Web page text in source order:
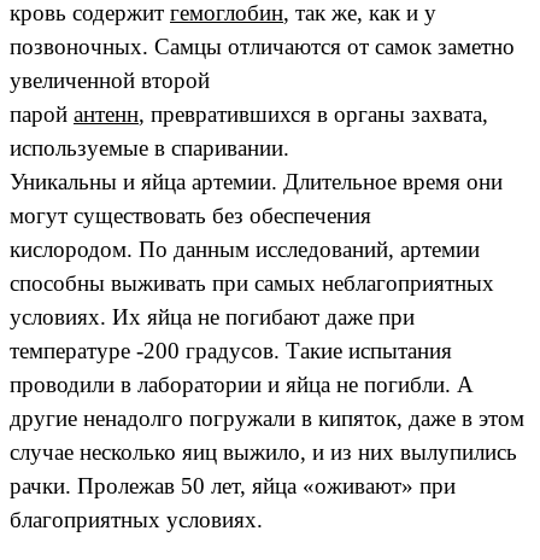
кровь содержит гемоглобин, так же, как и у
позвоночных. Самцы отличаются от самок заметно
увеличенной второй
парой антенн, превратившихся в органы захвата,
используемые в спаривании.
Уникальны и яйца артемии. Длительное время они
могут существовать без обеспечения
кислородом. По данным исследований, артемии
способны выживать при самых неблагоприятных
условиях. Их яйца не погибают даже при
температуре -200 градусов. Такие испытания
проводили в лаборатории и яйца не погибли. А
другие ненадолго погружали в кипяток, даже в этом
случае несколько яиц выжило, и из них вылупились
рачки. Пролежав 50 лет, яйца «оживают» при
благоприятных условиях.